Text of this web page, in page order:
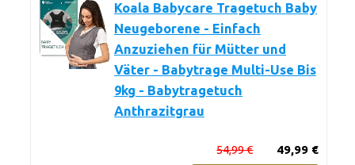
Koala Babycare Tragetuch Baby
Neugeborene - Einfach
Anzuziehen für Mütter und
Väter - Babytrage Multi-Use Bis
9kg - Babytragetuch
Anthrazitgrau
49,99 €
54,99 €